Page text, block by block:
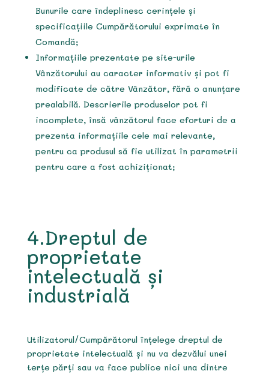
Bunurile care îndeplinesc cerințele și
specificațiile Cumpărătorului exprimate în
Comandă;
Informațiile prezentate pe site-urile
Vânzătorului au caracter informativ și pot fi
modificate de către Vânzător, fără o anunțare
prealabilă. Descrierile produselor pot fi
incomplete, însă vânzătorul face eforturi de a
prezenta informațiile cele mai relevante,
pentru ca produsul să fie utilizat în parametrii
pentru care a fost achiziționat;
4.Dreptul de
proprietate
intelectuală și
industrială
Utilizatorul/Cumpărătorul înțelege dreptul de
proprietate intelectuală și nu va dezvălui unei
terțe părți sau va face publice nici una dintre